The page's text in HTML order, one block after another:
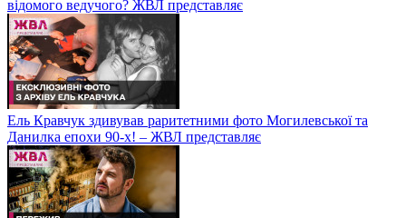
відомого ведучого? ЖВЛ представляє
Ель Кравчук здивував раритетними фото Могилевської та
Данилка епохи 90-х! – ЖВЛ представляє